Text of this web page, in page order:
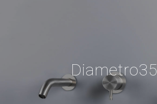
Diametro35